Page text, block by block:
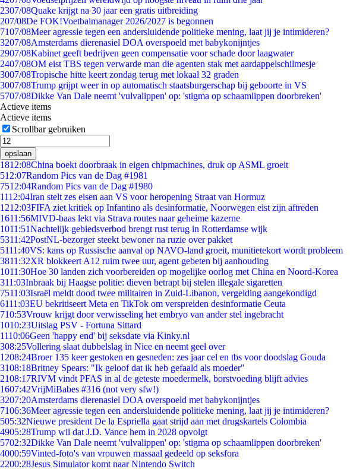
2307/08Quake krijgt na 30 jaar een gratis uitbreiding
207/08De FOK!Voetbalmanager 2026/2027 is begonnen
7107/08Meer agressie tegen een andersluidende politieke mening, laat jij je intimideren?
3207/08Amsterdams dierenasiel DOA overspoeld met babykonijntjes
2907/08Kabinet geeft bedrijven geen compensatie voor schade door laagwater
2407/08OM eist TBS tegen verwarde man die agenten stak met aardappelschilmesje
3007/08Tropische hitte keert zondag terug met lokaal 32 graden
3007/08Trump grijpt weer in op automatisch staatsburgerschap bij geboorte in VS
5707/08Dikke Van Dale neemt 'vulvalippen' op: 'stigma op schaamlippen doorbreken'
Actieve items
Actieve items
Scrollbar gebruiken
opslaan
1812:08China boekt doorbraak in eigen chipmachines, druk op ASML groeit
512:07Random Pics van de Dag #1981
7512:04Random Pics van de Dag #1980
1112:04Iran stelt zes eisen aan VS voor heropening Straat van Hormuz
1212:03FIFA ziet kritiek op Infantino als desinformatie, Noorwegen eist zijn aftreden
1611:56MIVD-baas lekt via Strava routes naar geheime kazerne
1011:51Nachtelijk gebiedsverbod brengt rust terug in Rotterdamse wijk
5311:42PostNL-bezorger steekt bewoner na ruzie over pakket
5111:40VS: kans op Russische aanval op NAVO-land groeit, munitietekort wordt probleem
3811:32XR blokkeert A12 ruim twee uur, agent gebeten bij aanhouding
1011:30Hoe 30 landen zich voorbereiden op mogelijke oorlog met China en Noord-Korea
311:03Inbraak bij Haagse politie: dieven betrapt bij stelen illegale sigaretten
7511:03Israël meldt dood twee militairen in Zuid-Libanon, vergelding aangekondigd
6111:03EU bekritiseert Meta en TikTok om verspreiden desinformatie Ceuta
710:53Vrouw krijgt door verwisseling het embryo van ander stel ingebracht
1010:23Uitslag PSV - Fortuna Sittard
1110:06Geen 'happy end' bij seksdate via Kinky.nl
308:25Vollering slaat dubbelslag in Nice en neemt geel over
1208:24Broer 135 keer gestoken en gesneden: zes jaar cel en tbs voor doodslag Gouda
3108:18Britney Spears: "Ik geloof dat ik heb gefaald als moeder"
2108:17RIVM vindt PFAS in al de geteste moedermelk, borstvoeding blijft advies
1607:42VrijMiBabes #316 (not very sfw!)
3207:20Amsterdams dierenasiel DOA overspoeld met babykonijntjes
7106:36Meer agressie tegen een andersluidende politieke mening, laat jij je intimideren?
505:32Nieuwe president De la Espriella gaat strijd aan met drugskartels Colombia
4905:28Trump wil dat J.D. Vance hem in 2028 opvolgt
5702:32Dikke Van Dale neemt 'vulvalippen' op: 'stigma op schaamlippen doorbreken'
4000:59Vinted-foto's van vrouwen massaal gedeeld op seksfora
2200:28Jesus Simulator komt naar Nintendo Switch